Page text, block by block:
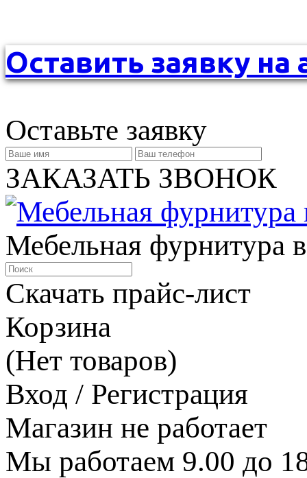
Оставить заявку на
Оставьте заявку
ЗАКАЗАТЬ ЗВОНОК
Мебельная фурнитура
Скачать прайс-лист
Корзина
(Нет товаров)
Вход / Регистрация
Магазин не работает
Мы работаем 9.00 до